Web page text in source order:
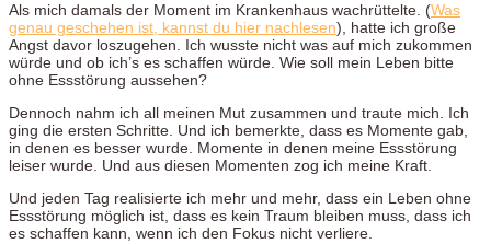
Als mich damals der Moment im Krankenhaus wachrüttelte. (Was
genau geschehen ist, kannst du hier nachlesen), hatte ich große
Angst davor loszugehen. Ich wusste nicht was auf mich zukommen
würde und ob ich’s es schaffen würde. Wie soll mein Leben bitte
ohne Essstörung aussehen?
Dennoch nahm ich all meinen Mut zusammen und traute mich. Ich
ging die ersten Schritte. Und ich bemerkte, dass es Momente gab,
in denen es besser wurde. Momente in denen meine Essstörung
leiser wurde. Und aus diesen Momenten zog ich meine Kraft.
Und jeden Tag realisierte ich mehr und mehr, dass ein Leben ohne
Essstörung möglich ist, dass es kein Traum bleiben muss, dass ich
es schaffen kann, wenn ich den Fokus nicht verliere.